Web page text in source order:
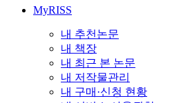
MyRISS
내 추천논문
내 책장
내 최근 본 논문
내 저작물관리
내 구매·신청 현황